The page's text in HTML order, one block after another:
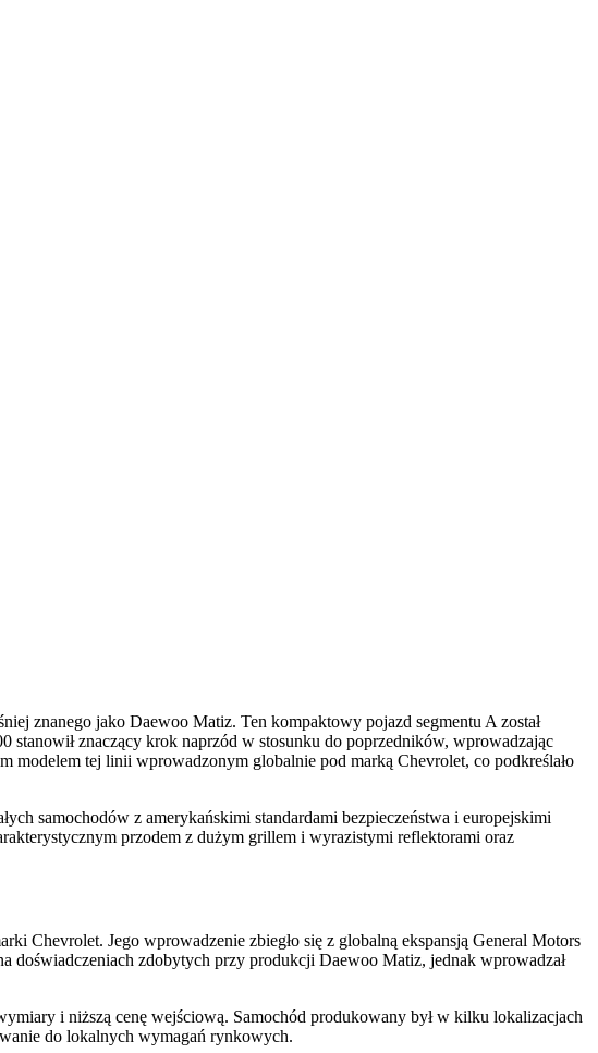
znanego jako Daewoo Matiz. Ten kompaktowy pojazd segmentu A został
znaczący krok naprzód w stosunku do poprzedników, wprowadzając
modelem tej linii wprowadzonym globalnie pod marką Chevrolet, co podkreślało
samochodów z amerykańskimi standardami bezpieczeństwa i europejskimi
przodem z dużym grillem i wyrazistymi reflektorami oraz
Chevrolet. Jego wprowadzenie zbiegło się z globalną ekspansją General Motors
doświadczeniach zdobytych przy produkcji Daewoo Matiz, jednak wprowadzał
i niższą cenę wejściową. Samochód produkowany był w kilku lokalizacjach
do lokalnych wymagań rynkowych.